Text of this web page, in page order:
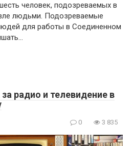
человек, подозреваемых в
людьми. Подозреваемые
для работы в Соединенном
радио и телевидение в
0 3 835